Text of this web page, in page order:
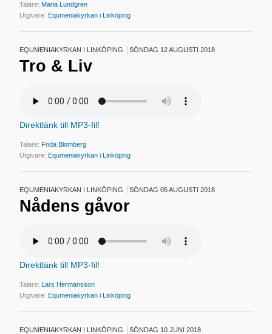
Talare:Maria Lundgren
Utgivare:Equmeniakyrkan i Linköping
EQUMENIAKYRKAN I LINKÖPING SÖNDAG 12 AUGUSTI 2018
Tro & Liv
Direktlänk till MP3-fil!
Talare:Frida Blomberg
Utgivare:Equmeniakyrkan i Linköping
EQUMENIAKYRKAN I LINKÖPING SÖNDAG 05 AUGUSTI 2018
Nådens gåvor
Direktlänk till MP3-fil!
Talare:Lars Hermansson
Utgivare:Equmeniakyrkan i Linköping
EQUMENIAKYRKAN I LINKÖPING SÖNDAG 10 JUNI 2018